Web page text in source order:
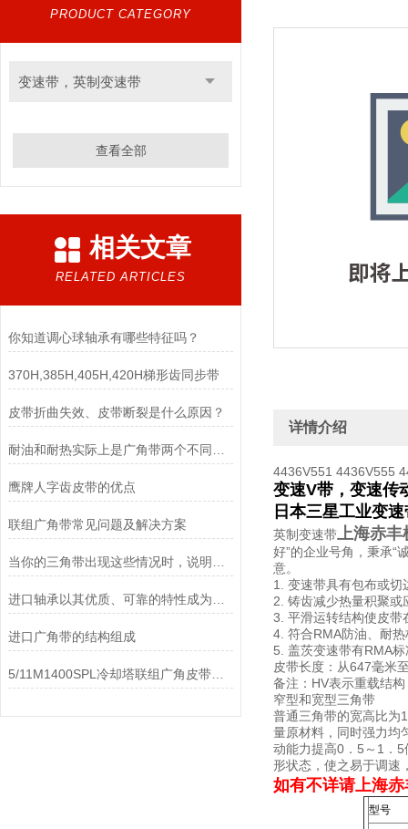
PRODUCT CATEGORY
变速带，英制变速带
查看全部
相关文章
RELATED ARTICLES
你知道调心球轴承有哪些特征吗？
370H,385H,405H,420H梯形齿同步带
皮带折曲失效、皮带断裂是什么原因？
鹰牌人字齿皮带的优点
联组广角带常见问题及解决方案
进口广角带的结构组成
详情介绍
4436V551 4436V555
变速V带，变速传
日本三星工业变
英制变速带上海赤丰
好”的企业号角，秉承“
意。
1. 变速带具有包布或
2. 铸齿减少热量积聚
3. 平滑运转结构使皮带
4. 符合RMA防油、耐
5. 盖茨变速带有RMA
皮带长度：从647毫米
备注：HV表示重载结构
窄型和宽型三角带
普通三角带的宽高比为
量原材料，同时强力均
动能力提高0．5～1．
形状态，使之易于调速
如有不详请上海
型号